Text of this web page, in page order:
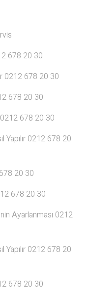
678 20 30
0212 678 20 30
678 20 30
0212 678 20 30
Yapılır 0212 678 20
20 30
678 20 30
Ayarlanması 0212
Yapılır 0212 678 20
678 20 30